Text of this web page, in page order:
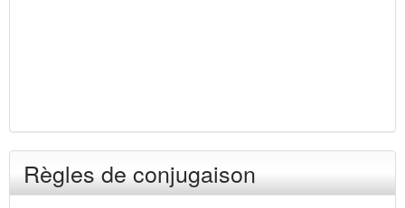
Règles de conjugaison